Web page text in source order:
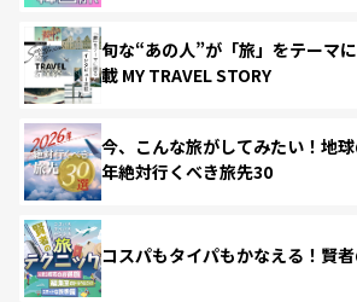
旬な“あの人”が「旅」をテーマ
載 MY TRAVEL STORY
今、こんな旅がしてみたい！地
年絶対行くべき旅先30
コスパもタイパもかなえる！賢